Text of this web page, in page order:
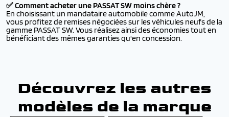
✅ Comment acheter une PASSAT SW moins chère ?
En choisissant un mandataire automobile comme AutoJM,
vous profitez de remises négociées sur les véhicules neufs de la
gamme PASSAT SW. Vous réalisez ainsi des économies tout en
bénéficiant des mêmes garanties qu'en concession.
Découvrez les autres
modèles de la marque